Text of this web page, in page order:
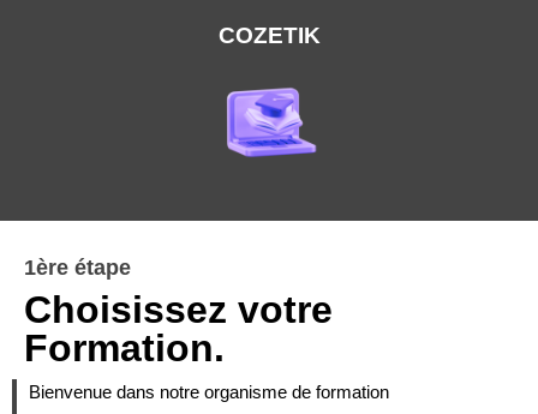
COZETIK
1ère étape
Choisissez votre
Formation.
Bienvenue dans notre organisme de formation